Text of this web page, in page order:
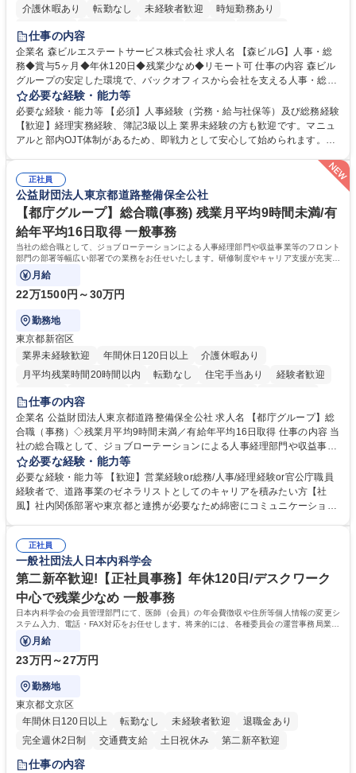
介護休暇あり 転勤なし 未経験者歓迎
時短勤務あり
経験者歓迎
完全週休2日制
交通費支給 長期歓迎 駅近5分以内 土日祝休み
仕事の内容
企業名 森ビルエステートサービス株式会社 求人名 【森ビルG】人事・総
務◆賞与5ヶ月◆年休120日◆残業少なめ◆リモート可 仕事の内容 森ビル
グループの安定した環境で、バックオフィスから会社を支える人事・総務
をお任せします。 労務と総務の業務をバランスよく担当し、ゆくゆくは制
度改定などのコア業務にも挑戦できる、やりがいある環境です。 ■勤怠管
理、給与計算、社会保険手続き、年末調整等の労務管理全般 ■入退社手続
き、社内規定の改定や人事制度改定などのコア業務 ■社内イベントの企画
は部内のOJTを中心に、あなたの経験に合わせて不足している部分はいつ
でも質問・相談できる環境が整っているため、安心して成長できます。 募
集職種 【森ビルG】人事・総務◆賞与5ヶ月◆年休120日◆残業少なめ◆
リモート可
必要な経験・能力等
必要な経験・能力等 【必須】人事経験（労務・給与社保等）及び総務経験
【歓迎】経理実務経験、簿記3級以上 業界未経験の方も歓迎です。マニュ
アルと部内OJT体制があるため、即戦力として安心して始められます。
ます。定型業務に留まらず、社内規定や人事制度の改定など会社のコア業
務に挑戦できるため、自身の成長と組織への貢献度をダイレクトに実感で
きます。 残業少なめ、週1日リモート可など、ワークライフバランスを保
ち長期活躍できる環境です。 「これまでの幅広い経験を活かし、長期的な
キャリアを築きたい」という前向きな意欲と挑戦を全力で応援します。 学
歴・資格 学歴：大学院 大学 高専 短大 専修学校 高校 語学力： 資格：日商
簿記検定1級 日商簿記検定2級 日商簿記検定3級
正社員
公益財団法人東京都道路整備保全公社
【都庁グループ】総合職(事務) 残業月平均9時間未満/有
給年平均16日取得 一般事務
当社の総合職として、ジョブローテーションによる人事経理部門や収益事業等のフロント
部門の部署等幅広い部署での業務をお任せいたします。研修制度やキャリア支援が充実し
ております！ ※下記業務詳細
月給
22万1500円～30万円
勤務地
東京都新宿区
業界未経験歓迎
年間休日120日以上
介護休暇あり
月平均残業時間20時間以内
転勤なし 住宅手当あり
経験者歓迎
研修あり
退職金あり
駅近5分以内
資格取得手当あり 食事補助あり
仕事の内容
企業名 公益財団法人東京都道路整備保全公社 求人名 【都庁グループ】総
合職（事務）◇残業月平均9時間未満／有給年平均16日取得 仕事の内容 当
社の総合職として、ジョブローテーションによる人事経理部門や収益事業
等のフロント部門の部署等幅広い部署での業務をお任せいたします。研修
制度やキャリア支援が充実しております！ ※下記業務詳細 【業務詳細】■
管理部門：広報、人事、経理など当公社の運営に係る管理業務 ■収益部
門：駐車場の新規開拓、管理運営、新宿駅西口広場の「イベントコーナ
道路施設や道路工事現場の見学ツアー事業 ※入社後は上記いずれかの部門
へ配属。※業務内容変更の範囲：会社の定める業務 募集職種 【都庁グル
ープ】総合職（事務）◇残業月平均9時間未満／有給年平均16日取得
必要な経験・能力等
必要な経験・能力等 【歓迎】営業経験or総務/人事/経理経験or官公庁職員
経験者で、道路事業のゼネラリストとしてのキャリアを積みたい方【社
風】社内関係部署や東京都と連携が必要なため綿密にコミュニケーション
部門など多岐に渡る業務を経験できます。 ■様々なプロジェクト：駐車場
事業の他、新宿駅西口広場内に設置された照明を兼ねた広告「ブライトサ
イン」の管理運営を行うなど、事業収益を生み出す活動を積極的に行って
います。 学歴・資格 学歴：大学院 大学 高専 短大 専修学校 高校 語学力：
資格：
正社員
一般社団法人日本内科学会
第二新卒歓迎!【正社員事務】年休120日/デスクワーク
中心で残業少なめ 一般事務
日本内科学会の会員管理部門にて、医師（会員）の年会費徴収や住所等個人情報の変更シ
ステム入力、電話・FAX対応をお任せします。将来的には、各種委員会の運営事務局業務
などにも幅広く携わっていただきます。
月給
23万円～27万円
勤務地
東京都文京区
年間休日120日以上
転勤なし 未経験者歓迎
退職金あり
完全週休2日制
交通費支給 土日祝休み 第二新卒歓迎
仕事の内容